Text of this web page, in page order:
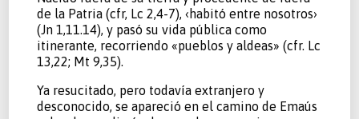
de la Patria (cfr, Lc 2,4-7), ‹habitó entre nosotros›
(Jn 1,11.14), y pasó su vida pública como
itinerante, recorriendo «pueblos y aldeas» (cfr. Lc
13,22; Mt 9,35).
Ya resucitado, pero todavía extranjero y
desconocido, se apareció en el camino de Emaús